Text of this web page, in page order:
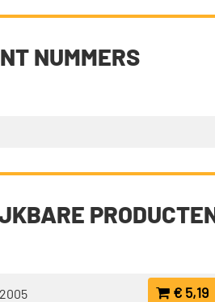
NUMMERS
PRODUCTEN
€ 5,19